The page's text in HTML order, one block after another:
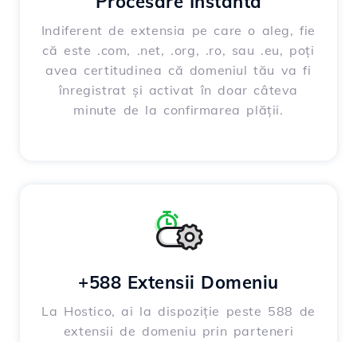
Indiferent de extensia pe care o aleg, fie
că este .com, .net, .org, .ro, sau .eu, poți
avea certitudinea că domeniul tău va fi
înregistrat și activat în doar câteva
minute de la confirmarea plății.
+588 Extensii Domeniu
La Hostico, ai la dispoziție peste 588 de
extensii de domeniu prin parteneri